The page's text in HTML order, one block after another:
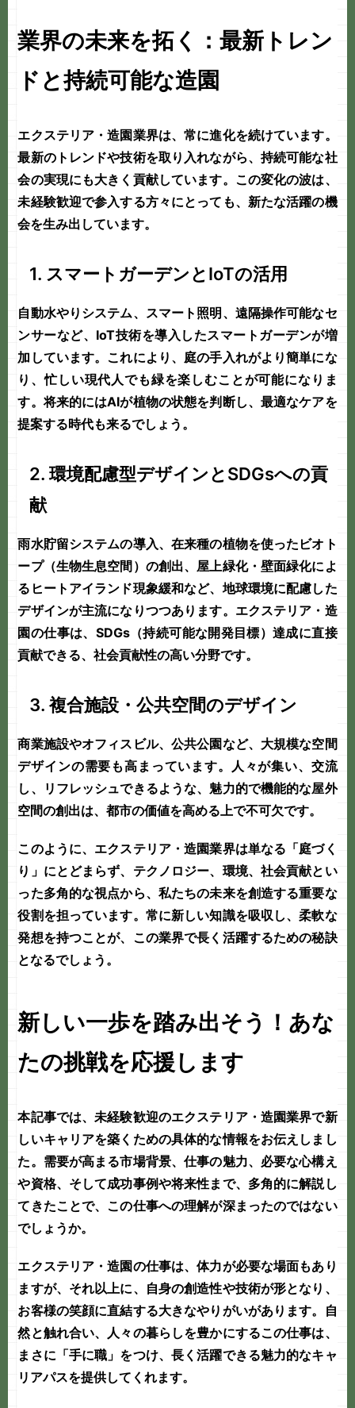
業界の未来を拓く：最新トレン
ドと持続可能な造園
エクステリア・造園業界は、常に進化を続けています。
最新のトレンドや技術を取り入れながら、持続可能な社
会の実現にも大きく貢献しています。この変化の波は、
未経験歓迎で参入する方々にとっても、新たな活躍の機
会を生み出しています。
1. スマートガーデンとIoTの活用
自動水やりシステム、スマート照明、遠隔操作可能なセ
ンサーなど、IoT技術を導入したスマートガーデンが増
加しています。これにより、庭の手入れがより簡単にな
り、忙しい現代人でも緑を楽しむことが可能になりま
す。将来的にはAIが植物の状態を判断し、最適なケアを
提案する時代も来るでしょう。
2. 環境配慮型デザインとSDGsへの貢
献
雨水貯留システムの導入、在来種の植物を使ったビオト
ープ（生物生息空間）の創出、屋上緑化・壁面緑化によ
るヒートアイランド現象緩和など、地球環境に配慮した
デザインが主流になりつつあります。エクステリア・造
園の仕事は、SDGs（持続可能な開発目標）達成に直接
貢献できる、社会貢献性の高い分野です。
3. 複合施設・公共空間のデザイン
商業施設やオフィスビル、公共公園など、大規模な空間
デザインの需要も高まっています。人々が集い、交流
し、リフレッシュできるような、魅力的で機能的な屋外
空間の創出は、都市の価値を高める上で不可欠です。
このように、エクステリア・造園業界は単なる「庭づく
り」にとどまらず、テクノロジー、環境、社会貢献とい
った多角的な視点から、私たちの未来を創造する重要な
役割を担っています。常に新しい知識を吸収し、柔軟な
発想を持つことが、この業界で長く活躍するための秘訣
となるでしょう。
新しい一歩を踏み出そう！あな
たの挑戦を応援します
本記事では、未経験歓迎のエクステリア・造園業界で新
しいキャリアを築くための具体的な情報をお伝えしまし
た。需要が高まる市場背景、仕事の魅力、必要な心構え
や資格、そして成功事例や将来性まで、多角的に解説し
てきたことで、この仕事への理解が深まったのではない
でしょうか。
エクステリア・造園の仕事は、体力が必要な場面もあり
ますが、それ以上に、自身の創造性や技術が形となり、
お客様の笑顔に直結する大きなやりがいがあります。自
然と触れ合い、人々の暮らしを豊かにするこの仕事は、
まさに「手に職」をつけ、長く活躍できる魅力的なキャ
リアパスを提供してくれます。